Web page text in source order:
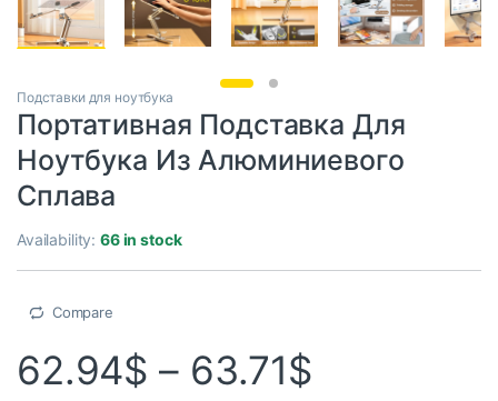
Подставки для ноутбука
Портативная Подставка Для
Ноутбука Из Алюминиевого
Сплава
Availability:66 in stock
Compare
62.94$ – 63.71$